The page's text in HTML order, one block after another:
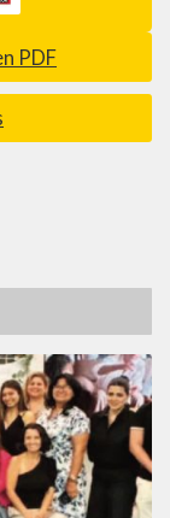
PDF